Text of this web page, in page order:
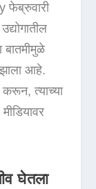
फेब्रुवारी
बातमीमुळे
झाला आहे.
करून, त्याच्या
घेतला